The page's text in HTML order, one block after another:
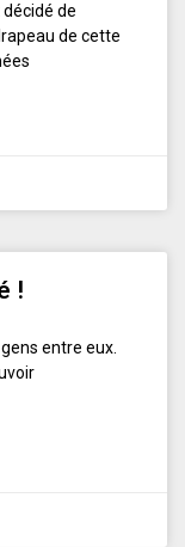
de
de cette
!
entre eux.